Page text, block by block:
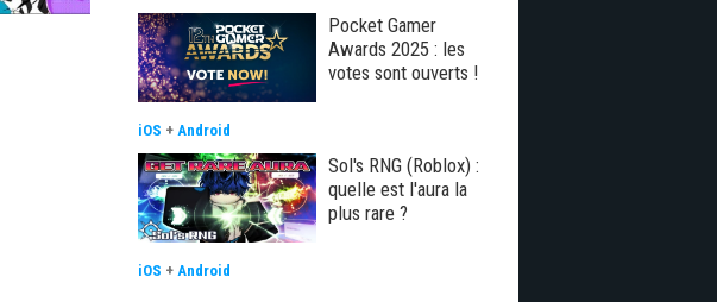
Pocket Gamer
Awards 2025 : les
votes sont ouverts !
iOS + Android
Sol's RNG (Roblox) :
quelle est l'aura la
plus rare ?
iOS + Android